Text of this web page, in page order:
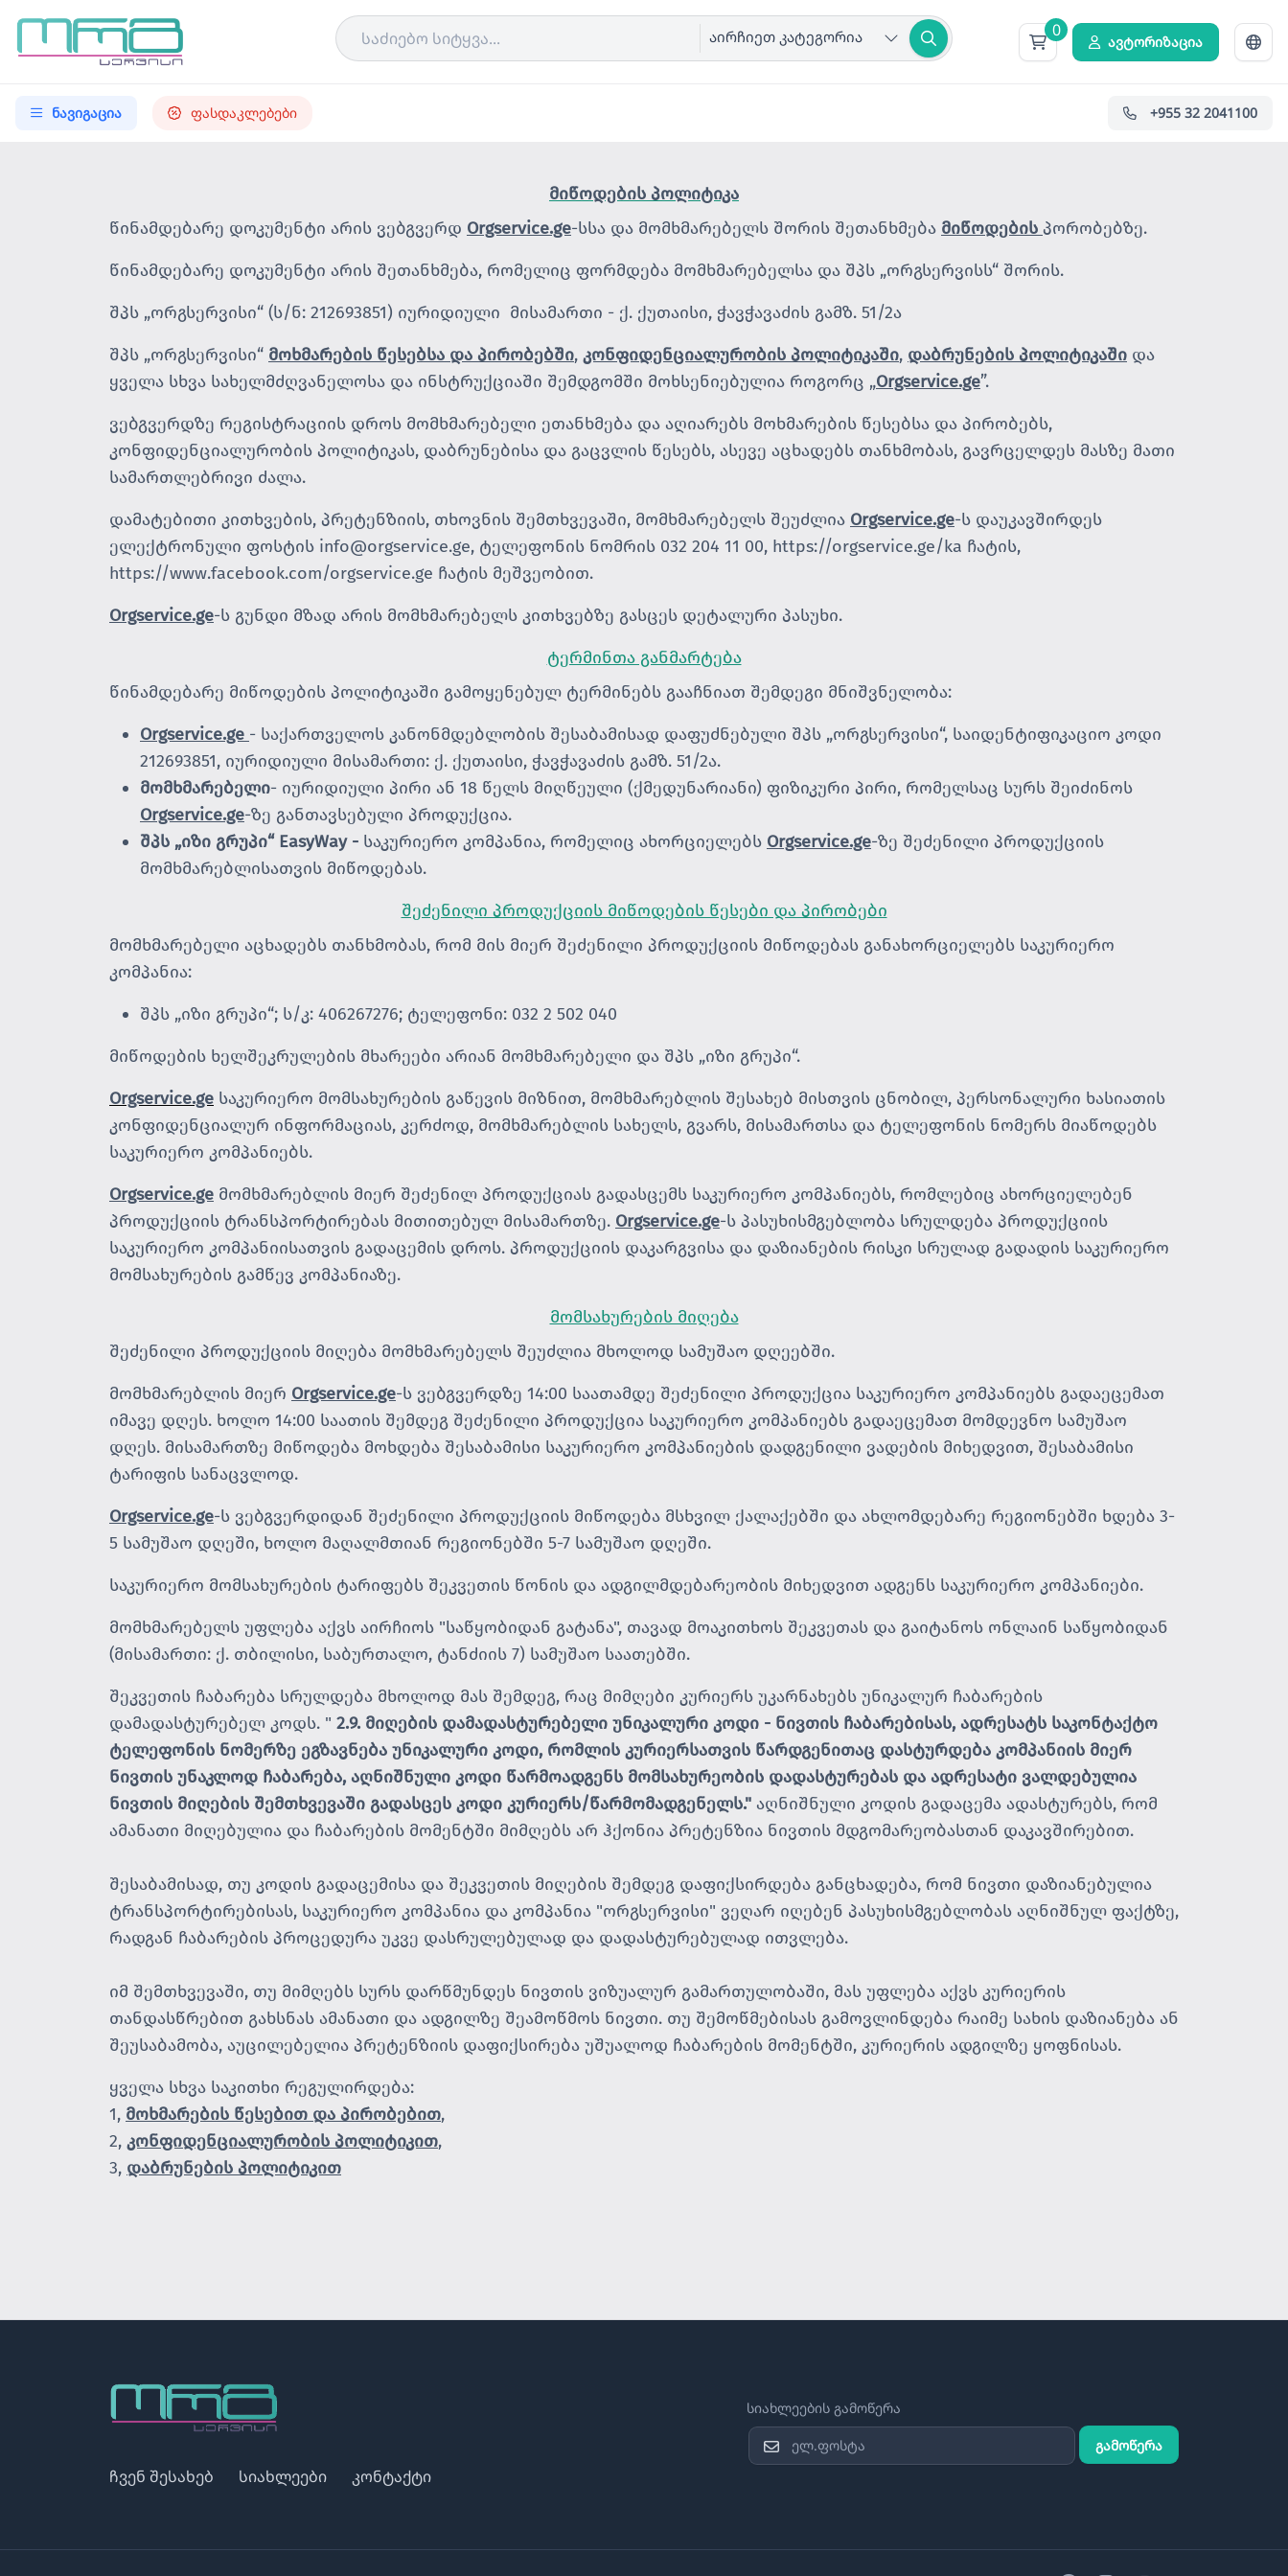
აირჩიეთ კატეგორია 0
ავტორიზაცია
ნავიგაცია ფასდაკლებები +955 32 2041100
მიწოდების პოლიტიკა
წინამდებარე დოკუმენტი არის ვებგვერდ Orgservice.ge-სსა და მომხმარებელს შორის შეთანხმება მიწოდების პორობებზე.
წინამდებარე დოკუმენტი არის შეთანხმება, რომელიც ფორმდება მომხმარებელსა და შპს „ორგსერვისს“ შორის.
შპს „ორგსერვისი“ (ს/ნ: 212693851) იურიდიული მისამართი - ქ. ქუთაისი, ჭავჭავაძის გამზ. 51/2ა
შპს „ორგსერვისი“ მოხმარების წესებსა და პირობებში, კონფიდენციალურობის პოლიტიკაში, დაბრუნების პოლიტიკაში და
ყველა სხვა სახელმძღვანელოსა და ინსტრუქციაში შემდგომში მოხსენიებულია როგორც „Orgservice.ge”.
ვებგვერდზე რეგისტრაციის დროს მომხმარებელი ეთანხმება და აღიარებს მოხმარების წესებსა და პირობებს,
კონფიდენციალურობის პოლიტიკას, დაბრუნებისა და გაცვლის წესებს, ასევე აცხადებს თანხმობას, გავრცელდეს მასზე მათი
სამართლებრივი ძალა.
დამატებითი კითხვების, პრეტენზიის, თხოვნის შემთხვევაში, მომხმარებელს შეუძლია Orgservice.ge-ს დაუკავშირდეს
ელექტრონული ფოსტის info@orgservice.ge, ტელეფონის ნომრის 032 204 11 00, https://orgservice.ge/ka ჩატის,
https://www.facebook.com/orgservice.ge ჩატის მეშვეობით.
Orgservice.ge-ს გუნდი მზად არის მომხმარებელს კითხვებზე გასცეს დეტალური პასუხი.
ტერმინთა განმარტება
წინამდებარე მიწოდების პოლიტიკაში გამოყენებულ ტერმინებს გააჩნიათ შემდეგი მნიშვნელობა:
Orgservice.ge - საქართველოს კანონმდებლობის შესაბამისად დაფუძნებული შპს „ორგსერვისი“, საიდენტიფიკაციო კოდი
212693851, იურიდიული მისამართი: ქ. ქუთაისი, ჭავჭავაძის გამზ. 51/2ა.
მომხმარებელი- იურიდიული პირი ან 18 წელს მიღწეული (ქმედუნარიანი) ფიზიკური პირი, რომელსაც სურს შეიძინოს
Orgservice.ge-ზე განთავსებული პროდუქცია.
შპს „იზი გრუპი“EasyWay - საკურიერო კომპანია, რომელიც ახორციელებს Orgservice.ge-ზე შეძენილი პროდუქციის
მომხმარებლისათვის მიწოდებას.
შეძენილი პროდუქციის მიწოდების წესები და პირობები
მომხმარებელი აცხადებს თანხმობას, რომ მის მიერ შეძენილი პროდუქციის მიწოდებას განახორციელებს საკურიერო
კომპანია:
შპს „იზი გრუპი“; ს/კ: 406267276; ტელეფონი: 032 2 502 040
მიწოდების ხელშეკრულების მხარეები არიან მომხმარებელი და შპს „იზი გრუპი“.
Orgservice.ge საკურიერო მომსახურების გაწევის მიზნით, მომხმარებლის შესახებ მისთვის ცნობილ, პერსონალური ხასიათის
კონფიდენციალურ ინფორმაციას, კერძოდ, მომხმარებლის სახელს, გვარს, მისამართსა და ტელეფონის ნომერს მიაწოდებს
საკურიერო კომპანიებს.
Orgservice.ge მომხმარებლის მიერ შეძენილ პროდუქციას გადასცემს საკურიერო კომპანიებს, რომლებიც ახორციელებენ
პროდუქციის ტრანსპორტირებას მითითებულ მისამართზე. Orgservice.ge-ს პასუხისმგებლობა სრულდება პროდუქციის
საკურიერო კომპანიისათვის გადაცემის დროს. პროდუქციის დაკარგვისა და დაზიანების რისკი სრულად გადადის საკურიერო
მომსახურების გამწევ კომპანიაზე.
მომსახურების მიღება
შეძენილი პროდუქციის მიღება მომხმარებელს შეუძლია მხოლოდ სამუშაო დღეებში.
მომხმარებლის მიერ Orgservice.ge-ს ვებგვერდზე 14:00 საათამდე შეძენილი პროდუქცია საკურიერო კომპანიებს გადაეცემათ
იმავე დღეს. ხოლო 14:00 საათის შემდეგ შეძენილი პროდუქცია საკურიერო კომპანიებს გადაეცემათ მომდევნო სამუშაო
დღეს. მისამართზე მიწოდება მოხდება შესაბამისი საკურიერო კომპანიების დადგენილი ვადების მიხედვით, შესაბამისი
ტარიფის სანაცვლოდ.
Orgservice.ge-ს ვებგვერდიდან შეძენილი პროდუქციის მიწოდება მსხვილ ქალაქებში და ახლომდებარე რეგიონებში ხდება 3-
5 სამუშაო დღეში, ხოლო მაღალმთიან რეგიონებში 5-7 სამუშაო დღეში.
საკურიერო მომსახურების ტარიფებს შეკვეთის წონის და ადგილმდებარეობის მიხედვით ადგენს საკურიერო კომპანიები.
მომხმარებელს უფლება აქვს აირჩიოს "საწყობიდან გატანა", თავად მოაკითხოს შეკვეთას და გაიტანოს ონლაინ საწყობიდან
(მისამართი: ქ. თბილისი, საბურთალო, ტანძიის 7) სამუშაო საათებში.
შეკვეთის ჩაბარება სრულდება მხოლოდ მას შემდეგ, რაც მიმღები კურიერს უკარნახებს უნიკალურ ჩაბარების
დამადასტურებელ კოდს. " 2.9. მიღების დამადასტურებელი უნიკალური კოდი - ნივთის ჩაბარებისას, ადრესატს საკონტაქტო
ტელეფონის ნომერზე ეგზავნება უნიკალური კოდი, რომლის კურიერსათვის წარდგენითაც დასტურდება კომპანიის მიერ
ნივთის უნაკლოდ ჩაბარება, აღნიშნული კოდი წარმოადგენს მომსახურეობის დადასტურებას და ადრესატი ვალდებულია
ნივთის მიღების შემთხვევაში გადასცეს კოდი კურიერს/წარმომადგენელს." აღნიშნული კოდის გადაცემა ადასტურებს, რომ
ამანათი მიღებულია და ჩაბარების მომენტში მიმღებს არ ჰქონია პრეტენზია ნივთის მდგომარეობასთან დაკავშირებით.
შესაბამისად, თუ კოდის გადაცემისა და შეკვეთის მიღების შემდეგ დაფიქსირდება განცხადება, რომ ნივთი დაზიანებულია
ტრანსპორტირებისას, საკურიერო კომპანია და კომპანია "ორგსერვისი" ვეღარ იღებენ პასუხისმგებლობას აღნიშნულ ფაქტზე,
რადგან ჩაბარების პროცედურა უკვე დასრულებულად და დადასტურებულად ითვლება.
იმ შემთხვევაში, თუ მიმღებს სურს დარწმუნდეს ნივთის ვიზუალურ გამართულობაში, მას უფლება აქვს კურიერის
თანდასწრებით გახსნას ამანათი და ადგილზე შეამოწმოს ნივთი. თუ შემოწმებისას გამოვლინდება რაიმე სახის დაზიანება ან
შეუსაბამობა, აუცილებელია პრეტენზიის დაფიქსირება უშუალოდ ჩაბარების მომენტში, კურიერის ადგილზე ყოფნისას.
ყველა სხვა საკითხი რეგულირდება:
1, მოხმარების წესებით და პირობებით,
2, კონფიდენციალურობის პოლიტიკით,
3, დაბრუნების პოლიტიკით
ჩვენ შესახებ სიახლეები კონტაქტი
სიახლეების გამოწერა
გამოწერა